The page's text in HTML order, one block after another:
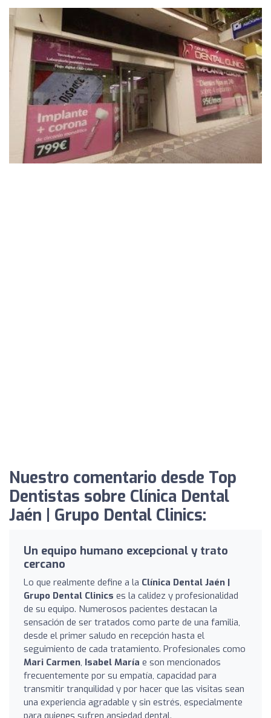
Nuestro comentario desde Top
Dentistas sobre Clínica Dental
Jaén | Grupo Dental Clinics:
Un equipo humano excepcional y trato
cercano
Lo que realmente define a la Clínica Dental Jaén |
Grupo Dental Clinics es la calidez y profesionalidad
de su equipo. Numerosos pacientes destacan la
sensación de ser tratados como parte de una familia,
desde el primer saludo en recepción hasta el
seguimiento de cada tratamiento. Profesionales como
Mari Carmen, Isabel María e son mencionados
frecuentemente por su empatía, capacidad para
transmitir tranquilidad y por hacer que las visitas sean
una experiencia agradable y sin estrés, especialmente
para quienes sufren ansiedad dental.